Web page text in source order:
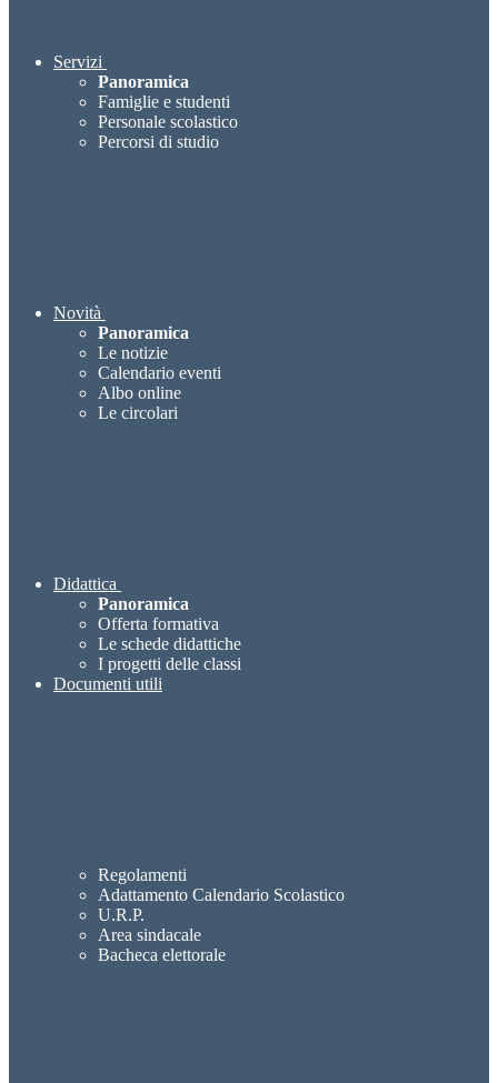
Servizi
Panoramica
Famiglie e studenti
Personale scolastico
Percorsi di studio
Novità
Panoramica
Le notizie
Calendario eventi
Albo online
Le circolari
Didattica
Panoramica
Offerta formativa
Le schede didattiche
I progetti delle classi
Documenti utili
Regolamenti
Adattamento Calendario Scolastico
U.R.P.
Area sindacale
Bacheca elettorale